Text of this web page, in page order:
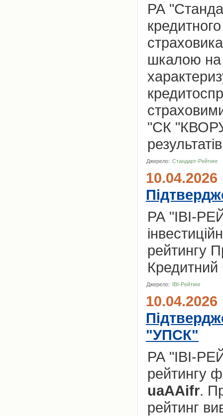
РА
шкалою на
"СК
Джерело: Стандарт-Рейтинг
10.04.2026
РА "ІВІ-
рейтингу
Кредитний
Джерело: ІВІ-Рейтинг
10.04.2026
"УПСК"
РА "ІВІ-
рейтингу
uaAAifr.
рейтинг